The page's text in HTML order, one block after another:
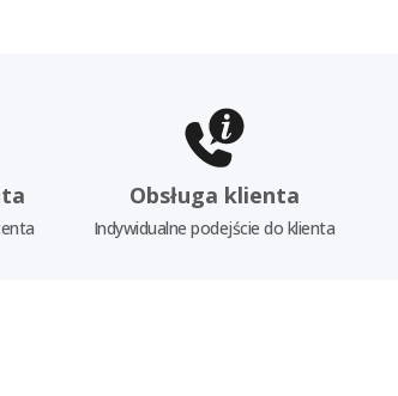
Obsługa klienta
Indywidualne podejście do klienta